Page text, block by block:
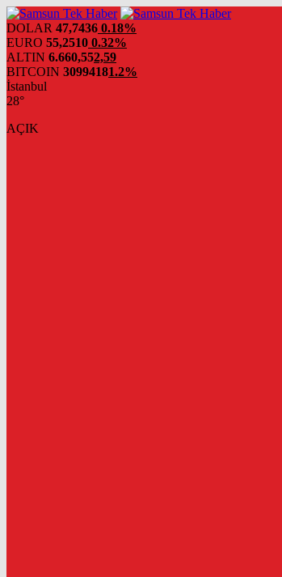
DOLAR 47,7436 0.18%
EURO 55,2510 0.32%
ALTIN 6.660,552,59
BITCOIN 30994181.2%
İstanbul
28°
AÇIK